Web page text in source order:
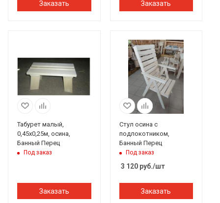
Заказать Заказать
Табурет малый,
0,45х0,25м, осина,
Банный Перец
Под заказ
Заказать
Стул осина с
подлокотником,
Банный Перец
Под заказ
3 120руб./шт
Заказать